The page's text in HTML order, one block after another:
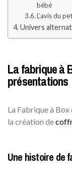
bébé
L’avis du
Univers
La fabrique à
présentations
La Fabrique à
la création de
Une histoire de